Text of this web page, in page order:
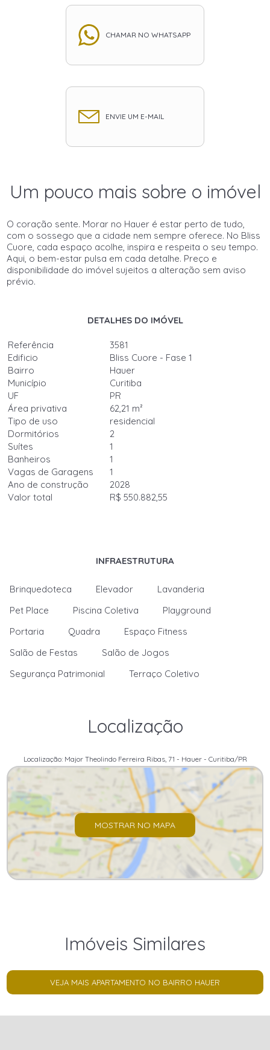
CHAMAR NO WHATSAPP
ENVIE UM E-MAIL
Um pouco mais sobre o imóvel
O coração sente. Morar no Hauer é estar perto de tudo,
com o sossego que a cidade nem sempre oferece. No Bliss
Cuore, cada espaço acolhe, inspira e respeita o seu tempo.
Aqui, o bem-estar pulsa em cada detalhe. Preço e
disponibilidade do imóvel sujeitos a alteração sem aviso
prévio.
DETALHES DO IMÓVEL
Referência
3581
Edificio
Bliss Cuore - Fase 1
Bairro
Hauer
Município
Curitiba
UF
PR
Área privativa
62,21 m²
Tipo de uso
residencial
Dormitórios
2
Suítes
1
Banheiros
1
Vagas de Garagens
1
Ano de construção
2028
Valor total
R$ 550.882,55
INFRAESTRUTURA
Brinquedoteca Elevador
Lavanderia
Pet Place
Piscina Coletiva
Playground
Portaria
Quadra
Espaço Fitness
Salão de Festas
Salão de Jogos
Segurança Patrimonial
Terraço Coletivo
Localização
Localização: Major Theolindo Ferreira Ribas, 71 - Hauer - Curitiba/PR
MOSTRAR NO MAPA
Imóveis Similares
VEJA MAIS APARTAMENTO NO BAIRRO HAUER